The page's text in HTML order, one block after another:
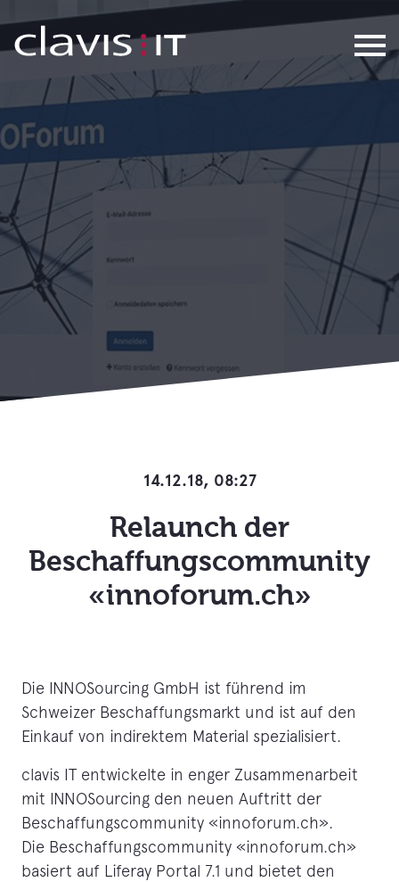
Relaunch der
14.12.18, 08:27
Relaunch der
Beschaffungscommunity
«innoforum.ch»
Die INNOSourcing GmbH ist führend im
Schweizer Beschaffungsmarkt und ist auf den
Einkauf von indirektem Material spezialisiert.
clavis IT entwickelte in enger Zusammenarbeit
mit INNOSourcing den neuen Auftritt der
Beschaffungscommunity «innoforum.ch».
Die Beschaffungscommunity «innoforum.ch»
basiert auf Liferay Portal 7.1 und bietet den